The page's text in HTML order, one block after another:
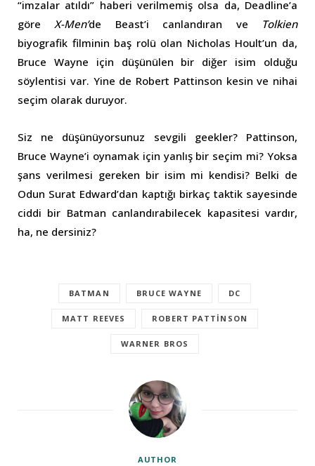
“imzalar atıldı” haberi verilmemiş olsa da, Deadline’a
göreX-Men’de Beast’i canlandıran ve Tolkien
biyografik filminin baş rolü olan Nicholas Hoult’un da,
Bruce Wayne için düşünülen bir diğer isim olduğu
söylentisi var. Yine de Robert Pattinson kesin ve nihai
seçim olarak duruyor.
Siz ne düşünüyorsunuz sevgili geekler? Pattinson,
Bruce Wayne’i oynamak için yanlış bir seçim mi? Yoksa
şans verilmesi gereken bir isim mi kendisi? Belki de
Odun Surat Edward’dan kaptığı birkaç taktik sayesinde
ciddi bir Batman canlandırabilecek kapasitesi vardır,
ha, ne dersiniz?
BATMAN BRUCE WAYNE DC
MATT REEVES ROBERT PATTINSON
WARNER BROS
AUTHOR